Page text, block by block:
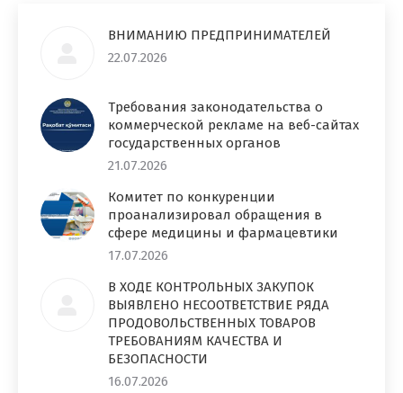
ВНИМАНИЮ ПРЕДПРИНИМАТЕЛЕЙ
22.07.2026
Требования законодательства о
коммерческой рекламе на веб-сайтах
государственных органов
21.07.2026
Комитет по конкуренции
проанализировал обращения в
сфере медицины и фармацевтики
17.07.2026
В ХОДЕ КОНТРОЛЬНЫХ ЗАКУПОК
ВЫЯВЛЕНО НЕСООТВЕТСТВИЕ РЯДА
ПРОДОВОЛЬСТВЕННЫХ ТОВАРОВ
ТРЕБОВАНИЯМ КАЧЕСТВА И
БЕЗОПАСНОСТИ
16.07.2026